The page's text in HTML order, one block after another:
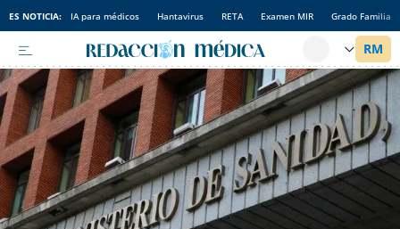
ES NOTICIA: IA para médicos Hantavirus RETA Examen MIR Grado Familia